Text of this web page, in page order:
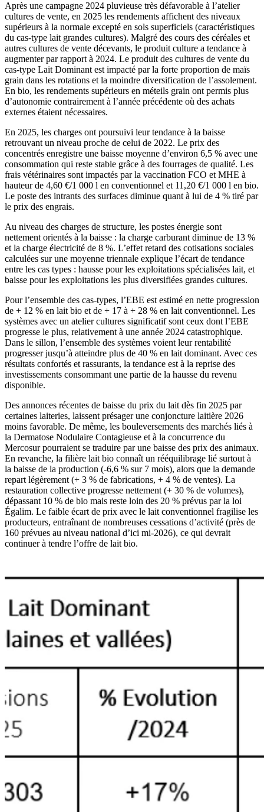
Après une campagne 2024 pluvieuse très défavorable à l’atelier
cultures de vente, en 2025 les rendements affichent des niveaux
supérieurs à la normale excepté en sols superficiels (caractéristiques
du cas-type lait grandes cultures). Malgré des cours des céréales et
autres cultures de vente décevants, le produit culture a tendance à
augmenter par rapport à 2024. Le produit des cultures de vente du
cas-type Lait Dominant est impacté par la forte proportion de maïs
grain dans les rotations et la moindre diversification de l’assolement.
En bio, les rendements supérieurs en méteils grain ont permis plus
d’autonomie contrairement à l’année précédente où des achats
externes étaient nécessaires.
En 2025, les charges ont poursuivi leur tendance à la baisse
retrouvant un niveau proche de celui de 2022. Le prix des
concentrés enregistre une baisse moyenne d’environ 6,5 % avec une
consommation qui reste stable grâce à des fourrages de qualité. Les
frais vétérinaires sont impactés par la vaccination FCO et MHE à
hauteur de 4,60 €/1 000 l en conventionnel et 11,20 €/1 000 l en bio.
Le poste des intrants des surfaces diminue quant à lui de 4 % tiré par
le prix des engrais.
Au niveau des charges de structure, les postes énergie sont
nettement orientés à la baisse : la charge carburant diminue de 13 %
et la charge électricité de 8 %. L’effet retard des cotisations sociales
calculées sur une moyenne triennale explique l’écart de tendance
entre les cas types : hausse pour les exploitations spécialisées lait, et
baisse pour les exploitations les plus diversifiées grandes cultures.
Pour l’ensemble des cas-types, l’EBE est estimé en nette progression
de + 12 % en lait bio et de + 17 à + 28 % en lait conventionnel. Les
systèmes avec un atelier cultures significatif sont ceux dont l’EBE
progresse le plus, relativement à une année 2024 catastrophique.
Dans le sillon, l’ensemble des systèmes voient leur rentabilité
progresser jusqu’à atteindre plus de 40 % en lait dominant. Avec ces
résultats confortés et rassurants, la tendance est à la reprise des
investissements consommant une partie de la hausse du revenu
disponible.
Des annonces récentes de baisse du prix du lait dès fin 2025 par
certaines laiteries, laissent présager une conjoncture laitière 2026
moins favorable. De même, les bouleversements des marchés liés à
la Dermatose Nodulaire Contagieuse et à la concurrence du
Mercosur pourraient se traduire par une baisse des prix des animaux.
En revanche, la filière lait bio connaît un rééquilibrage lié surtout à
la baisse de la production (-6,6 % sur 7 mois), alors que la demande
repart légèrement (+ 3 % de fabrications, + 4 % de ventes). La
restauration collective progresse nettement (+ 30 % de volumes),
dépassant 10 % de bio mais reste loin des 20 % prévus par la loi
Égalim. Le faible écart de prix avec le lait conventionnel fragilise les
producteurs, entraînant de nombreuses cessations d’activité (près de
160 prévues au niveau national d’ici mi-2026), ce qui devrait
continuer à tendre l’offre de lait bio.